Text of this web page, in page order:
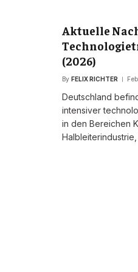
Aktuelle
(2026)
By FELIX RICHTER
Deutschland
intensiver
in den Bereichen